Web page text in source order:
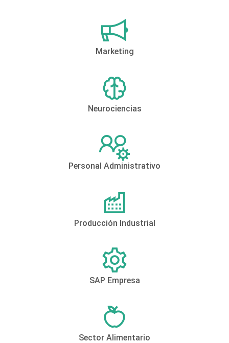
Marketing
Neurociencias
Personal Administrativo
Producción Industrial
SAP Empresa
Sector Alimentario